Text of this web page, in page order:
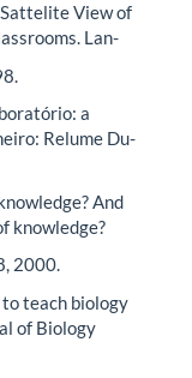
Sattelite View of
Lan-
a
Relume Du-
And
knowledge?
2000.
to teach biology
of Biology